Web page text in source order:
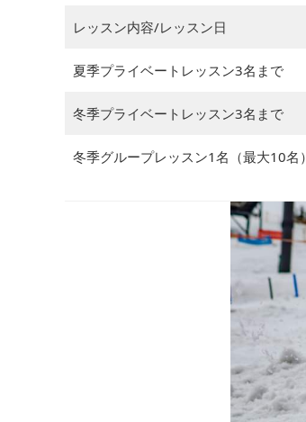
レッスン内容/レッスン日
夏季プライベートレッスン3名まで
冬季プライベートレッスン3名まで
冬季グループレッスン1名（最大10名）